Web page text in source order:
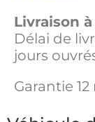
Livraison
Délai de
jours
Garantie 12